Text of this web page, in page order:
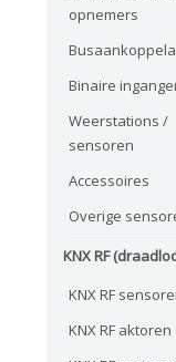
opnemers
Binaire
Weerstations /
sensoren
Accessoires
Overige
KNX RF
KNX RF
KNX RF aktoren